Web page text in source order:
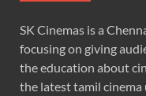
SK Cinemas is a
focusing on giving
the education about
the latest tamil cinema